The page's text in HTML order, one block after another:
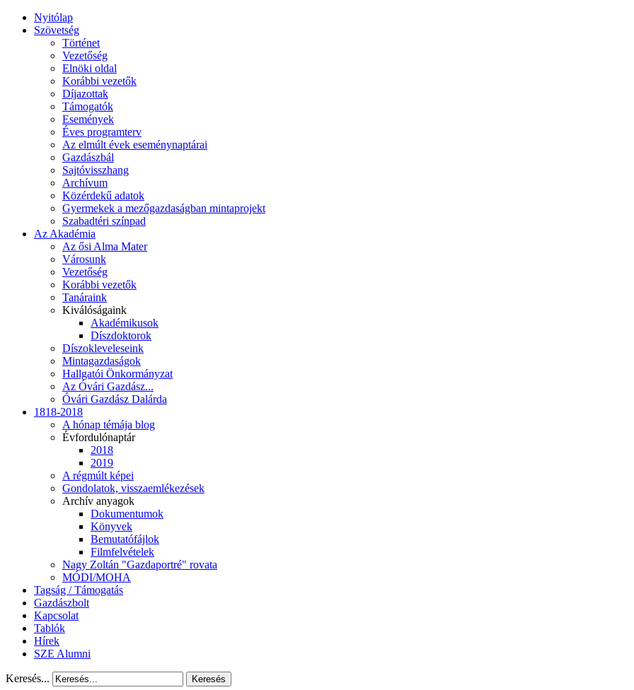
Nyitólap
Szövetség
Történet
Vezetőség
Elnöki oldal
Korábbi vezetők
Díjazottak
Támogatók
Események
Éves programterv
Az elmúlt évek eseménynaptárai
Gazdászbál
Sajtóvisszhang
Archívum
Közérdekű adatok
Gyermekek a mezőgazdaságban mintaprojekt
Szabadtéri színpad
Az Akadémia
Az ősi Alma Mater
Városunk
Vezetőség
Korábbi vezetők
Tanáraink
Kiválóságaink
Akadémikusok
Díszdoktorok
Díszokleveleseink
Mintagazdaságok
Hallgatói Önkormányzat
Az Óvári Gazdász...
Óvári Gazdász Dalárda
1818-2018
A hónap témája blog
Évfordulónaptár
2018
2019
A régmúlt képei
Gondolatok, visszaemlékezések
Archív anyagok
Dokumentumok
Könyvek
Bemutatófájlok
Filmfelvételek
Nagy Zoltán "Gazdaportré" rovata
MÓDI/MOHA
Tagság / Támogatás
Gazdászbolt
Kapcsolat
Tablók
Hírek
SZE Alumni
Keresés... Keresés